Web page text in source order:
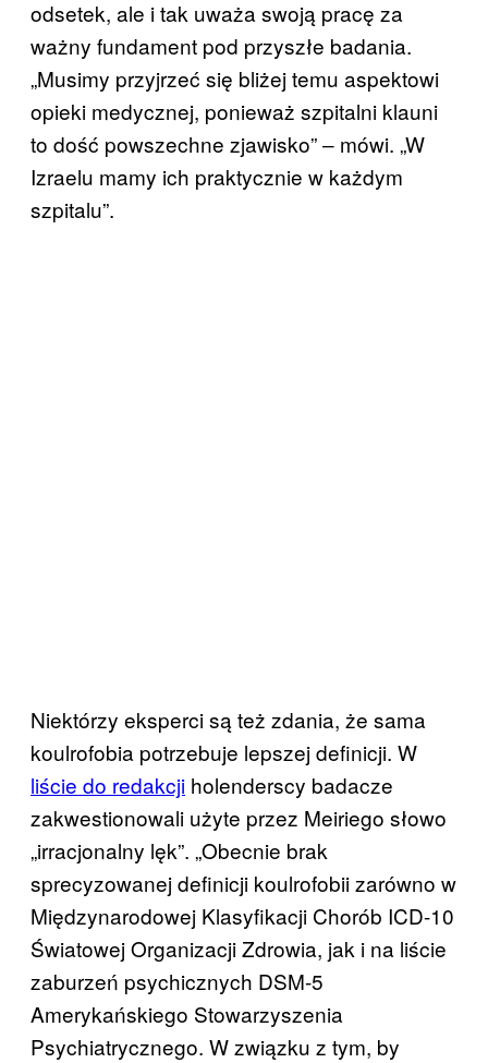
odsetek, ale i tak uważa swoją pracę za
ważny fundament pod przyszłe badania.
„Musimy przyjrzeć się bliżej temu aspektowi
opieki medycznej, ponieważ szpitalni klauni
to dość powszechne zjawisko” ‒ mówi. „W
Izraelu mamy ich praktycznie w każdym
szpitalu”.
Niektórzy eksperci są też zdania, że sama
koulrofobia potrzebuje lepszej definicji. W
liście do redakcji holenderscy badacze
zakwestionowali użyte przez Meiriego słowo
„irracjonalny lęk”. „Obecnie brak
sprecyzowanej definicji koulrofobii zarówno w
Międzynarodowej Klasyfikacji Chorób ICD-10
Światowej Organizacji Zdrowia, jak i na liście
zaburzeń psychicznych DSM-5
Amerykańskiego Stowarzyszenia
Psychiatrycznego. W związku z tym, by